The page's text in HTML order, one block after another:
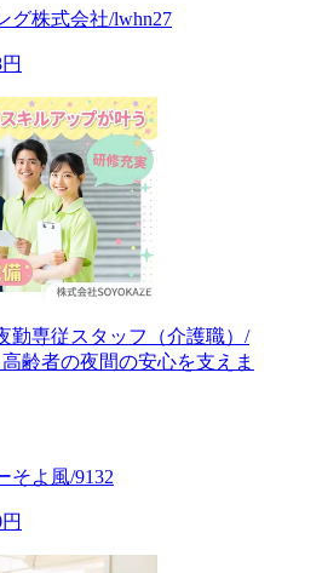
グ株式会社/lwhn27
勤専従スタッフ（介護職）/
齢者の夜間の安心を支えま
そよ風/9132